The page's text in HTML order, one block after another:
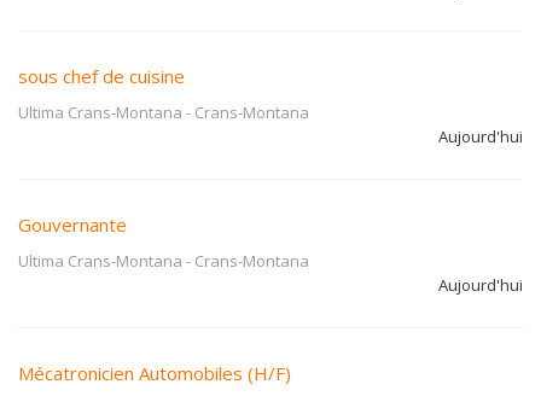
sous chef de cuisine
Ultima Crans-Montana - Crans-Montana
Aujourd'hui
Gouvernante
Ultima Crans-Montana - Crans-Montana
Aujourd'hui
Mécatronicien Automobiles (H/F)